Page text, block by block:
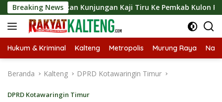
Langsung
ke
konten
Breaking News
Kunjungan Kaji Tiru Ke Pemkab Kulon Progo
Hukum & Kriminal Kalteng Metropolis Murung Raya
Beranda Kalteng DPRD Kotawaringin Timur
DPRD Kotawaringin Timur